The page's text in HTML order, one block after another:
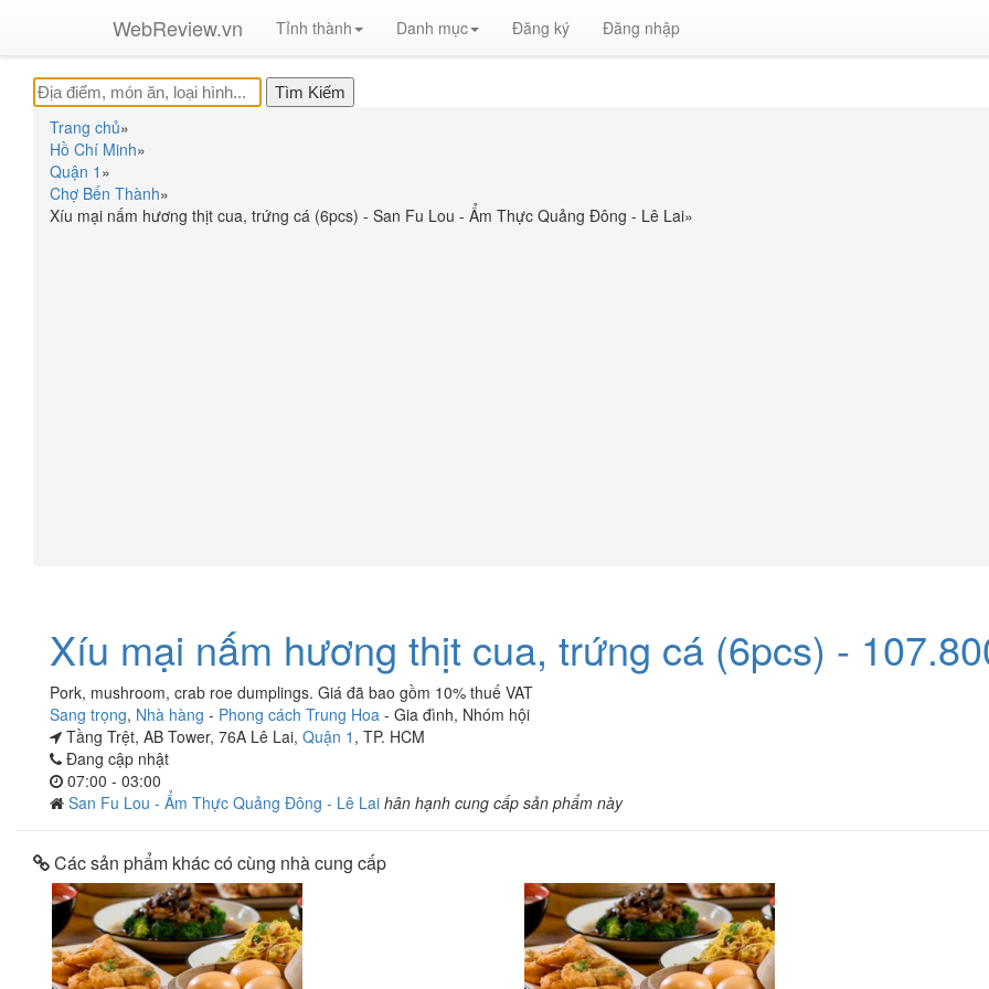
WebReview.vn Tỉnh thành Danh mục Đăng ký Đăng nhập
Trang chủ»
Hồ Chí Minh»
Quận 1 »
Chợ Bến Thành»
Xíu mại nấm hương thịt cua, trứng cá (6pcs) - San Fu Lou - Ẩm Thực Quảng Đông - Lê Lai»
Xíu mại nấm hương thịt cua, trứng cá (6pcs) -
Pork, mushroom, crab roe dumplings. Giá đã bao gồm 10% thuế VAT
Sang trọng, Nhà hàng - Phong cách Trung Hoa - Gia đình, Nhóm hội
Tầng Trệt, AB Tower, 76A Lê Lai, Quận 1 , TP. HCM
Đang cập nhật
07:00 - 03:00
San Fu Lou - Ẩm Thực Quảng Đông - Lê Lai hân hạnh cung cấp sản phẩm này
Các sản phẩm khác có cùng nhà cung cấp